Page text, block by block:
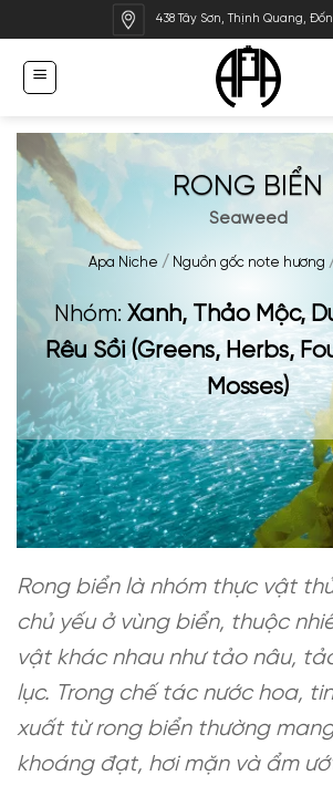
qua
dung
438 Tây Sơn, Thịnh Quang,
RONG BIỂN
Seaweed
Apa Niche / Nguồn gốc note hương
Nhóm: Xanh, Thảo Mộc,
Rêu Sồi (Greens, Herbs,
Mosses)
Rong biển là nhóm thực vật
chủ yếu ở vùng biển, thuộc
vật khác nhau như tảo nâu,
lục. Trong chế tác nước hoa,
xuất từ rong biển thường
khoáng đạt, hơi mặn và ẩm